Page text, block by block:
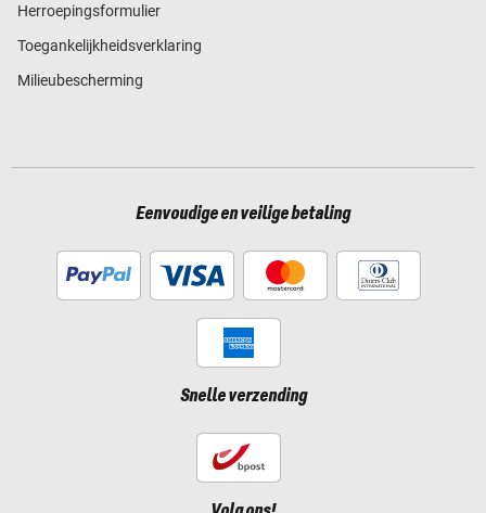
Herroepingsformulier
Toegankelijkheidsverklaring
Milieubescherming
Eenvoudige en veilige betaling
Snelle verzending